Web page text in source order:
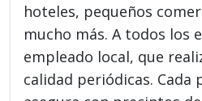
hoteles, pequeños
mucho más. A todos los
empleado local, que
calidad periódicas. Cada